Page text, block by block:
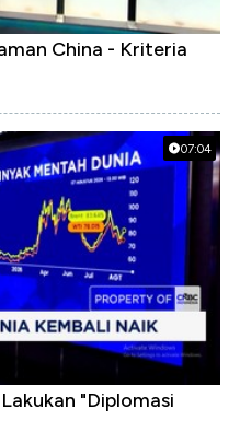
China - Kriteria
07:04
"Diplomasi